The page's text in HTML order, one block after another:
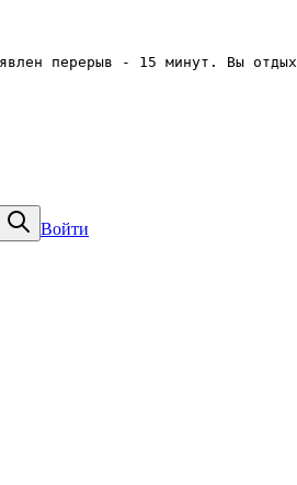
перерыв - 15 минут. Вы
Войти